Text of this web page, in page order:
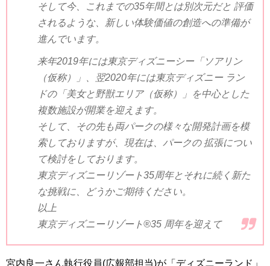
そして今、これまでの35年間とは別次元だと 評価
されるような、新しい体験価値の創造への準備が
進んでいます。
来年2019年には東京ディズニーシー「ソアリン
（仮称）」、翌2020年には東京ディズニー ラン
ドの「美女と野獣エリア（仮称）」を中心とした
複数施設が開業を迎えます。
そして、その先も両パークの様々な開発計画を模
索しておりますが、現在は、パークの 拡張につい
て検討をしております。
東京ディズニーリゾート35周年とそれに続く新た
な挑戦に、どうかご期待ください。
以上
東京ディズニーリゾート®35 周年を迎えて
宮内良一さん執行役員(広報部担当)が「ディズニーランド」